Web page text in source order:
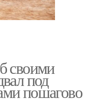
своими
под
пошагово